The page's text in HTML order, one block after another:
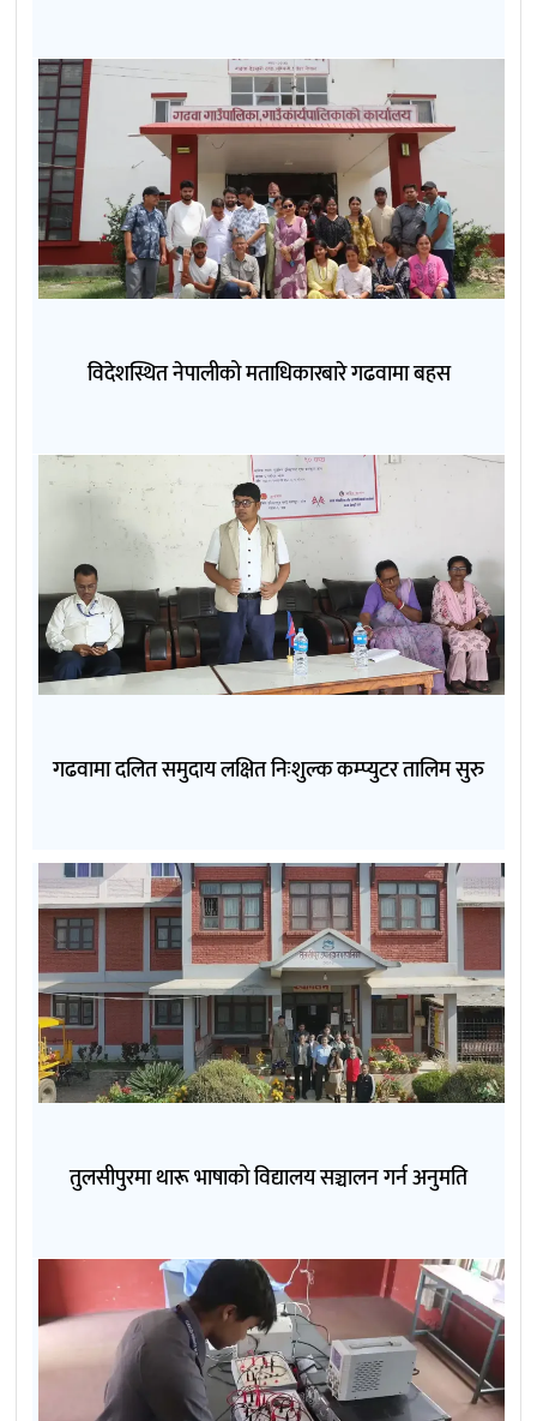
विदेशस्थित नेपालीको मताधिकारबारे गढवामा बहस
गढवामा दलित समुदाय लक्षित निःशुल्क कम्प्युटर तालिम सुरु
तुलसीपुरमा थारू भाषाको विद्यालय सञ्चालन गर्न अनुमति